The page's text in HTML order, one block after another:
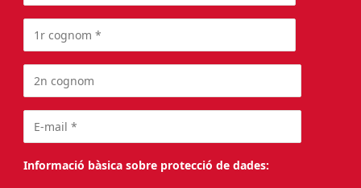
Informació bàsica sobre protecció de dades: